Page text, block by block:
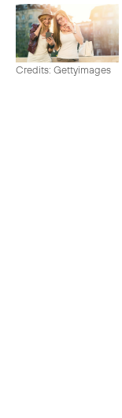
Credits: Gettyimages